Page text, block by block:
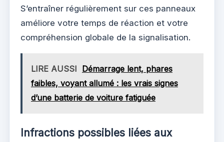
S’entraîner régulièrement sur ces panneaux
améliore votre temps de réaction et votre
compréhension globale de la signalisation.
LIRE AUSSI Démarrage lent, phares
faibles, voyant allumé : les vrais signes
d’une batterie de voiture fatiguée
Infractions possibles liées aux